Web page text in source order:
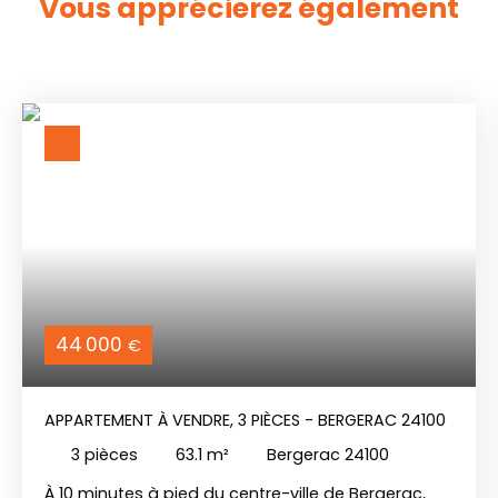
Vous apprécierez également
44 000 €
APPARTEMENT À VENDRE, 3 PIÈCES - BERGERAC 24100
3 pièces 63.1 m²
Bergerac 24100